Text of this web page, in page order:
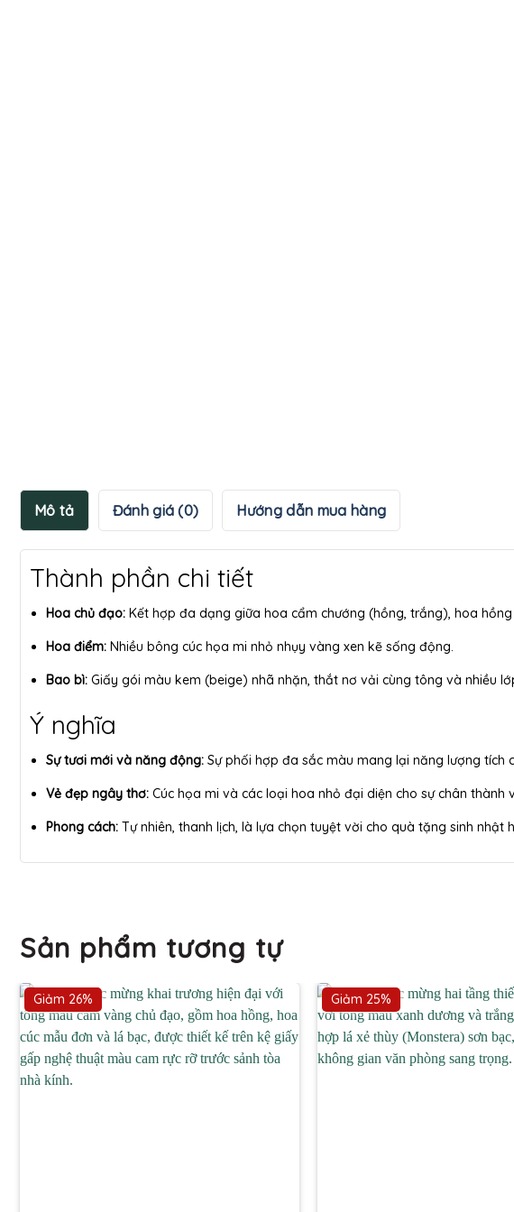
Mô tả Đánh giá (0) Hướng dẫn mua hàng
Thành phần chi tiết
Hoa chủ đạo: Kết hợp đa dạng giữa hoa cẩm chướng (hồng, trắng), hoa
Hoa điểm: Nhiều bông cúc họa mi nhỏ nhụy vàng xen kẽ sống động.
Bao bì: Giấy gói màu kem (beige) nhã nhặn, thắt nơ vải cùng tông và nhiều
Ý nghĩa
Sự tươi mới và năng động: Sự phối hợp đa sắc màu mang lại năng lượng tích
Vẻ đẹp ngây thơ: Cúc họa mi và các loại hoa nhỏ đại diện cho sự chân thành
Phong cách: Tự nhiên, thanh lịch, là lựa chọn tuyệt vời cho quà tặng sinh nhật
Sản phẩm tương tự
Giảm 26% Giảm 25%